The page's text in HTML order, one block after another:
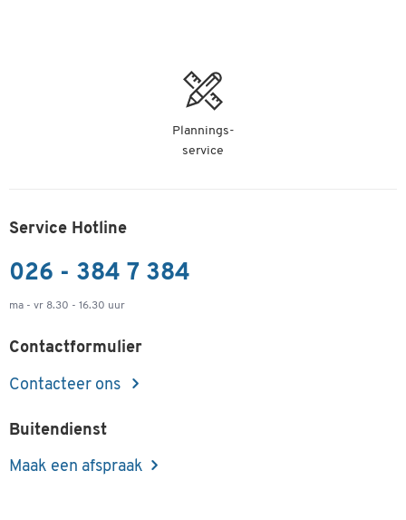
Plannings-
service
Service Hotline
026 - 384 7 384
ma - vr 8.30 - 16.30 uur
Contactformulier
Contacteer ons
Buitendienst
Maak een afspraak